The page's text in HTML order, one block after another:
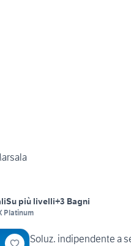
Su più livelli+3 Bagni
Platinum
Soluz. indipendente a